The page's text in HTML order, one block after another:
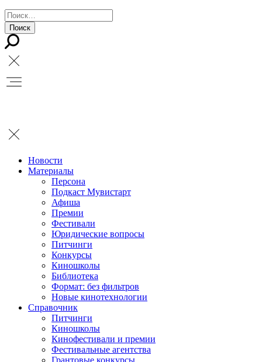
Новости
Материалы
Персона
Подкаст Мувистарт
Афиша
Премии
Фестивали
Юридические вопросы
Питчинги
Конкурсы
Киношколы
Библиотека
Формат: без фильтров
Новые кинотехнологии
Справочник
Питчинги
Киношколы
Кинофестивали и премии
Фестивальные агентства
Грантовые конкурсы